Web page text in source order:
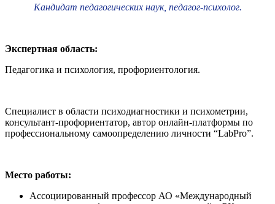
Кандидат педагогических наук, педагог-психолог.
Экспертная область:
Педагогика и психология, профориентология.
Специалист в области психодиагностики и психометрии,
консультант-профориентатор, автор онлайн-платформы по
профессиональному самоопределению личности “LabPro”.
Место работы:
Ассоциированный профессор АО «Международный